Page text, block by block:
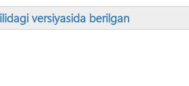
versiyasida berilgan